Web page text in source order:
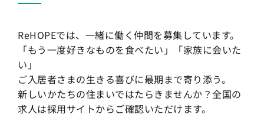
ReHOPEでは、一緒に働く仲間を募集しています。
「もう一度好きなものを食べたい」「家族に会いた
い」
ご入居者さまの生きる喜びに最期まで寄り添う。
新しいかたちの住まいではたらきませんか？全国の
求人は採用サイトからご確認いただけます。